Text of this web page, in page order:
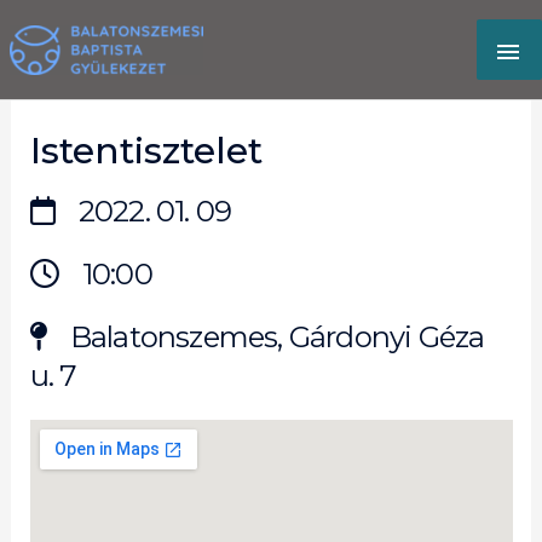
to
content
Istentisztelet
2022. 01. 09
10:00
Balatonszemes, Gárdonyi Géza
u. 7